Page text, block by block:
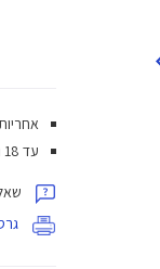
אחריות: 3 שנים ע"י שריג
עד 18 תשלומים ללא ריבית.